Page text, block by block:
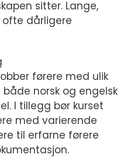
sitter. Lange,
dårligere
førere med ulik
både norsk og engelsk
I tillegg bør kurset
med varierende
til erfarne førere